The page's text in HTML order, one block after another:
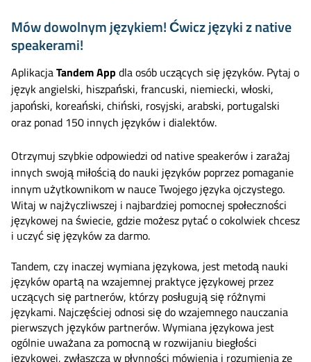
Mów dowolnym językiem! Ćwicz języki z native
speakerami!
AplikacjaTandem App dla osób uczących się języków. Pytaj o
język angielski, hiszpański, francuski, niemiecki, włoski,
japoński, koreański, chiński, rosyjski, arabski, portugalski
oraz ponad 150 innych języków i dialektów.
Otrzymuj szybkie odpowiedzi od native speakerów i zarażaj
innych swoją miłością do nauki języków poprzez pomaganie
innym użytkownikom w nauce Twojego języka ojczystego.
Witaj w najżyczliwszej i najbardziej pomocnej społeczności
językowej na świecie, gdzie możesz pytać o cokolwiek chcesz
i uczyć się języków za darmo.
Tandem, czy inaczej wymiana językowa, jest metodą nauki
języków opartą na wzajemnej praktyce językowej przez
uczących się partnerów, którzy posługują się różnymi
językami. Najczęściej odnosi się do wzajemnego nauczania
pierwszych języków partnerów. Wymiana językowa jest
ogólnie uważana za pomocną w rozwijaniu biegłości
językowej, zwłaszcza w płynności mówienia i rozumienia ze